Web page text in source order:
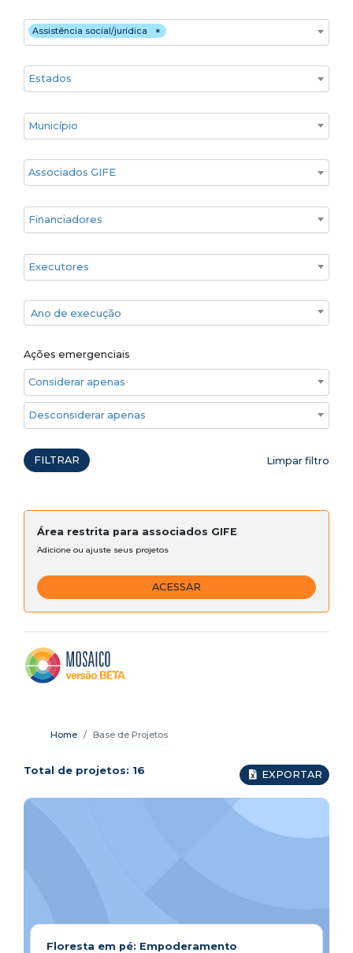
Estratégia de atuação ×
Assistência social/jurídica
Estado
Cidade
Associados GIFE
Financiadores
Executores
Ano de execução
Ano de execução
Ações emergenciais
Considerar apenas ações emergenciais
Desconsiderar apenas ações emergenciais
FILTRAR Limpar filtro
Área restrita para associados GIFE
Adicione ou ajuste seus projetos
ACESSAR
Home Base de Projetos
Total de projetos: 16 EXPORTAR
Floresta em pé: Empoderamento